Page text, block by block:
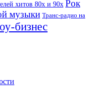
хитов 80х и 90х Рок
музыки Транс-радио на
бизнес